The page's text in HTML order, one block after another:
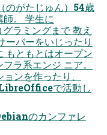
がたじゅん）54歳
。 学生に
ラミングまで 教え
ーバーをいじったり
もともとはオープン
ラ系エンジ ニア。
ンを作ったり、
で活動し
のカンファレ